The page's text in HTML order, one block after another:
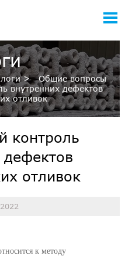

> Общие вопросы
внутренних дефектов
отливок
контроль
дефектов
отливок
к методу